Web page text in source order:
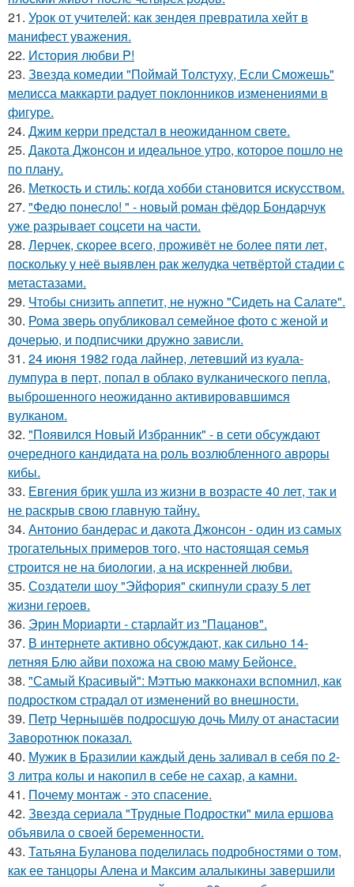
21. Урок от учителей: как зендея превратила хейт в
манифест уважения.
22. История любви P!
23. Звезда комедии "Поймай Толстуху, Если Сможешь"
мелисса маккарти радует поклонников изменениями в
фигуре.
24. Джим керри предстал в неожиданном свете.
25. Дакота Джонсон и идеальное утро, которое пошло не
по плану.
26. Меткость и стиль: когда хобби становится искусством.
27. "Федю понесло! " - новый роман фёдор Бондарчук
уже разрывает соцсети на части.
28. Лерчек, скорее всего, проживёт не более пяти лет,
поскольку у неё выявлен рак желудка четвёртой стадии с
метастазами.
29. Чтобы снизить аппетит, не нужно "Сидеть на Салате".
30. Рома зверь опубликовал семейное фото с женой и
дочерью, и подписчики дружно зависли.
31. 24 июня 1982 года лайнер, летевший из куала-
лумпура в перт, попал в облако вулканического пепла,
выброшенного неожиданно активировавшимся
вулканом.
32. "Появился Новый Избранник" - в сети обсуждают
очередного кандидата на роль возлюбленного авроры
кибы.
33. Евгения брик ушла из жизни в возрасте 40 лет, так и
не раскрыв свою главную тайну.
34. Антонио бандерас и дакота Джонсон - один из самых
трогательных примеров того, что настоящая семья
строится не на биологии, а на искренней любви.
35. Создатели шоу "Эйфория" скипнули сразу 5 лет
жизни героев.
36. Эрин Мориарти - старлайт из "Пацанов".
37. В интернете активно обсуждают, как сильно 14-
летняя Блю айви похожа на свою маму Бейонсе.
38. "Самый Красивый": Мэттью макконахи вспомнил, как
подростком страдал от изменений во внешности.
39. Петр Чернышёв подросшую дочь Милу от анастасии
Заворотнюк показал.
40. Мужик в Бразилии каждый день заливал в себя по 2-
3 литра колы и накопил в себе не сахар, а камни.
41. Почему монтаж - это спасение.
42. Звезда сериала "Трудные Подростки" мила ершова
объявила о своей беременности.
43. Татьяна Буланова поделилась подробностями о том,
как ее танцоры Алена и Максим алалыкины завершили